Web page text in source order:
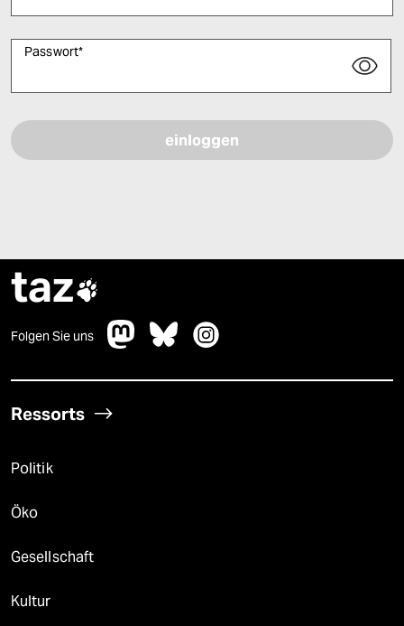
Passwort*
taz
Folgen Sie uns
Ressorts
Politik
Öko
Gesellschaft
Kultur